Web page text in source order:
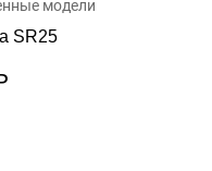
модели
SR25